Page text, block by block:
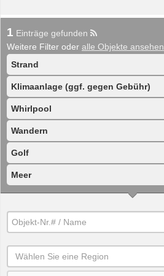
1 Einträge gefunden
Weitere Filter oder alle Objekte ansehen
Strand
Klimaanlage (ggf. gegen Gebühr)
Whirlpool
Wandern
Golf
Meer
Wählen Sie eine Region